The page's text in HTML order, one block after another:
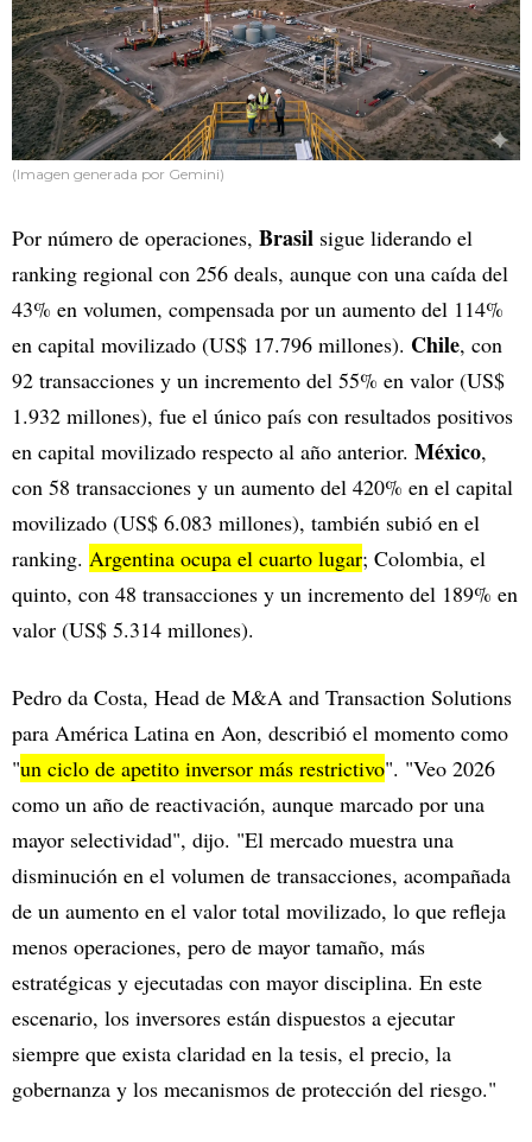
(Imagen generada por Gemini)
Por número de operaciones, Brasil sigue liderando el
ranking regional con 256 deals, aunque con una caída del
43% en volumen, compensada por un aumento del 114%
en capital movilizado (US$ 17.796 millones). Chile, con
92 transacciones y un incremento del 55% en valor (US$
1.932 millones), fue el único país con resultados positivos
en capital movilizado respecto al año anterior. México,
con 58 transacciones y un aumento del 420% en el capital
movilizado (US$ 6.083 millones), también subió en el
ranking. Argentina ocupa el cuarto lugar; Colombia, el
quinto, con 48 transacciones y un incremento del 189% en
valor (US$ 5.314 millones).
Pedro da Costa, Head de M&A and Transaction Solutions
para América Latina en Aon, describió el momento como
"un ciclo de apetito inversor más restrictivo". "Veo 2026
como un año de reactivación, aunque marcado por una
mayor selectividad", dijo. "El mercado muestra una
disminución en el volumen de transacciones, acompañada
de un aumento en el valor total movilizado, lo que refleja
menos operaciones, pero de mayor tamaño, más
estratégicas y ejecutadas con mayor disciplina. En este
escenario, los inversores están dispuestos a ejecutar
siempre que exista claridad en la tesis, el precio, la
gobernanza y los mecanismos de protección del riesgo."